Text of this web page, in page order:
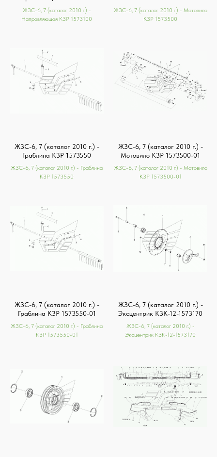
ЖЗС-6, 7 (каталог 2010 г.) -
Направляющая КЗР 1573100
ЖЗС-6, 7 (каталог 2010 г.) - Мотовило
КЗР 1573500
ЖЗС-6, 7 (каталог 2010 г.) -
Граблина КЗР 1573550
ЖЗС-6, 7 (каталог 2010 г.) - Граблина
КЗР 1573550
ЖЗС-6, 7 (каталог 2010 г.) -
Мотовило КЗР 1573500-01
ЖЗС-6, 7 (каталог 2010 г.) - Мотовило
КЗР 1573500-01
ЖЗС-6, 7 (каталог 2010 г.) -
Граблина КЗР 1573550-01
ЖЗС-6, 7 (каталог 2010 г.) - Граблина
КЗР 1573550-01
ЖЗС-6, 7 (каталог 2010 г.) -
Эксцентрик КЗК-12-1573170
ЖЗС-6, 7 (каталог 2010 г.) -
Эксцентрик КЗК-12-1573170